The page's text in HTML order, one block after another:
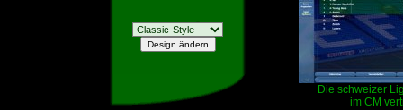
Die schweizer
im CM